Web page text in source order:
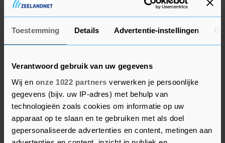
Toestemming Details Advertentie-instellingen
Verantwoord gebruik van uw gegevens
Wij en onze 1022 partners verwerken je persoonlijke
gegevens (bijv. uw IP-adres) met behulp van
technologieën zoals cookies om informatie op uw
apparaat op te slaan en te gebruiken met als doel
gepersonaliseerde advertenties en content, metingen aan
Het Openbaar Ministerie eiste twee weken
geleden een celstraf van acht jaar en tbs met
dwangverpleging, maar de straf is "iets lager
uitgevallen" omdat de rechtbank verwacht dat de
man "nog langdurig in de tbs-kliniek zal moeten
verblijven".